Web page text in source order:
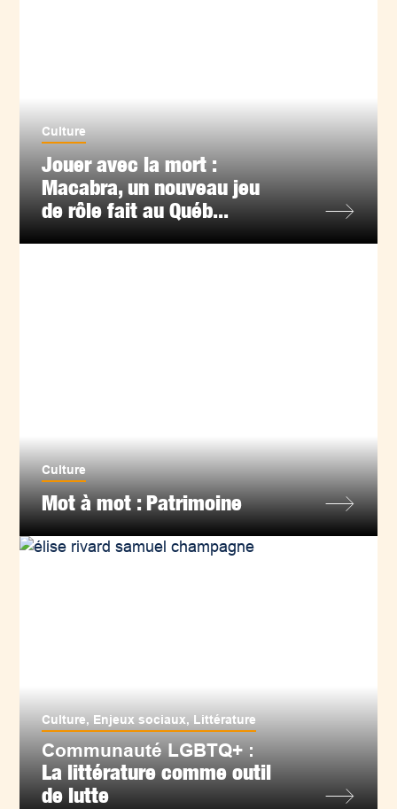
Culture
Jouer avec la mort :
Macabra, un nouveau jeu
de rôle fait au Québ...
Culture
Mot à mot : Patrimoine
Culture, Enjeux sociaux, Littérature
Communauté LGBTQ+ :
La littérature comme outil
de lutte